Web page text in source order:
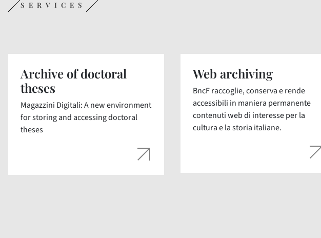
SERVICES
Archive of doctoral
theses
Magazzini Digitali: A new environment
for storing and accessing doctoral
theses
Web archiving
BncF raccoglie, conserva e rende
accessibili in maniera permanente
contenuti web di interesse per la
cultura e la storia italiane.